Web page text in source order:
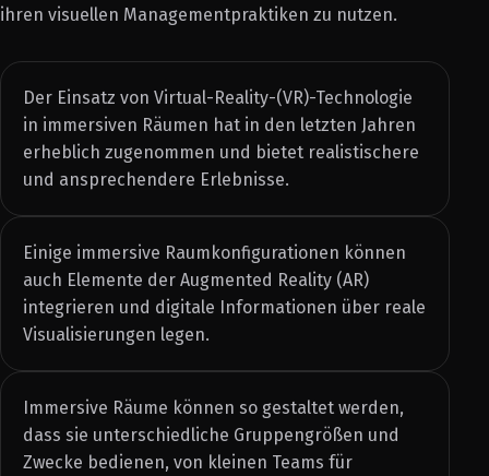
ihren visuellen Managementpraktiken zu nutzen.
Der Einsatz von Virtual-Reality-(VR)-Technologie
in immersiven Räumen hat in den letzten Jahren
erheblich zugenommen und bietet realistischere
und ansprechendere Erlebnisse.
Einige immersive Raumkonfigurationen können
auch Elemente der Augmented Reality (AR)
integrieren und digitale Informationen über reale
Visualisierungen legen.
Immersive Räume können so gestaltet werden,
dass sie unterschiedliche Gruppengrößen und
Zwecke bedienen, von kleinen Teams für